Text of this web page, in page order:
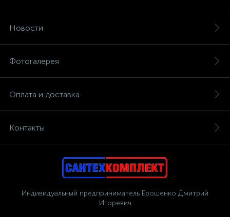
Новости
Фотогалерея
Оплата и доставка
Контакты
Индивидуальный предприниматель Ерошенко Дмитрий
Игоревич